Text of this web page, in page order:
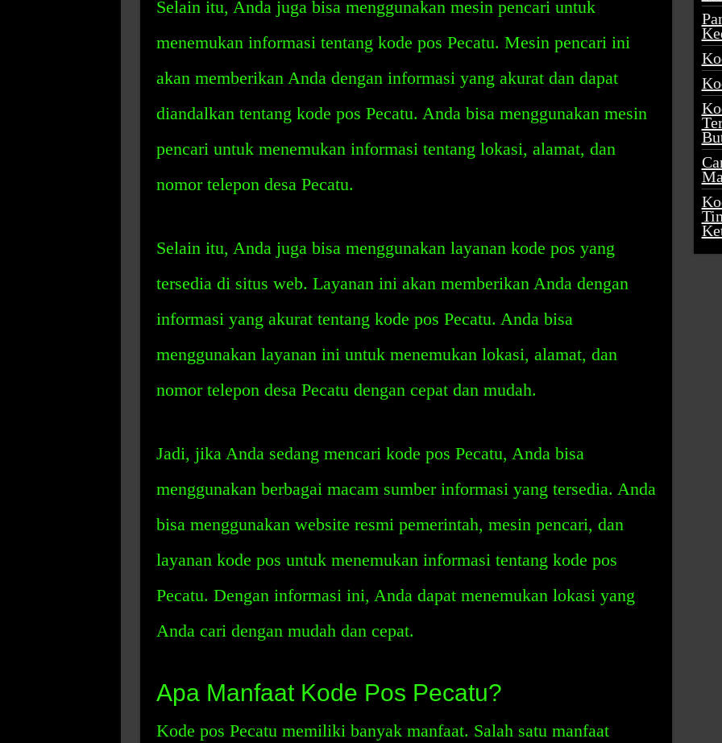
Selain itu, Anda juga bisa menggunakan mesin pencari untuk
menemukan informasi tentang kode pos Pecatu. Mesin pencari ini
akan memberikan Anda dengan informasi yang akurat dan dapat
diandalkan tentang kode pos Pecatu. Anda bisa menggunakan mesin
pencari untuk menemukan informasi tentang lokasi, alamat, dan
nomor telepon desa Pecatu.
Selain itu, Anda juga bisa menggunakan layanan kode pos yang
tersedia di situs web. Layanan ini akan memberikan Anda dengan
informasi yang akurat tentang kode pos Pecatu. Anda bisa
menggunakan layanan ini untuk menemukan lokasi, alamat, dan
nomor telepon desa Pecatu dengan cepat dan mudah.
Jadi, jika Anda sedang mencari kode pos Pecatu, Anda bisa
menggunakan berbagai macam sumber informasi yang tersedia. Anda
bisa menggunakan website resmi pemerintah, mesin pencari, dan
layanan kode pos untuk menemukan informasi tentang kode pos
Pecatu. Dengan informasi ini, Anda dapat menemukan lokasi yang
Anda cari dengan mudah dan cepat.
Apa Manfaat Kode Pos Pecatu?
Kode pos Pecatu memiliki banyak manfaat. Salah satu manfaat